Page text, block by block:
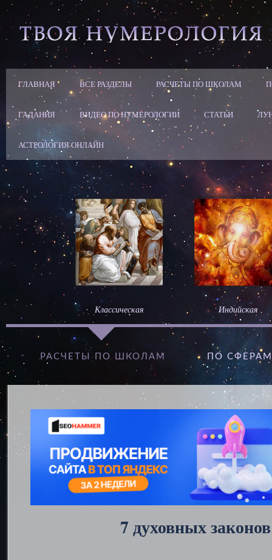
ГЛАВНАЯ ВСЕ РАЗДЕЛЫ РАСЧЕТЫ ПО ШКОЛАМ
ГАДАНИЯ ВИДЕО ПО НУМЕРОЛОГИИ СТАТЬИ
АСТРОЛОГИЯ ОНЛАЙН
Классическая Индийская
РАСЧЕТЫ ПО ШКОЛАМ ПО
7 духовных